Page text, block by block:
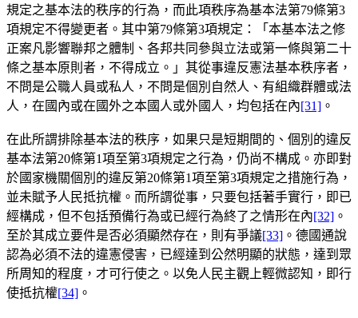
規定之基本法的秩序的行為，而此項秩序為基本法第79條第3
項規定不得變更者。其中第79條第3項規定：「本基本法之修
正案凡影響聯邦之體制、各邦共同參與立法或第一條與第二十
條之基本原則者，不得成立。」其從事違反憲法基本秩序者，
不問是公職人員或私人，不問是個別自然人、有組織群體或法
人，在國內或在國外之本國人或外國人，均包括在內[31] 。
在此所謂排除基本法的秩序，如果只是短期間的、個別的違反
基本法第20條第1項至第3項規定之行為，仍尚不構成。亦即對
於國家機關個別的違反第20條第1項至第3項規定之措施行為，
並未賦予人民抵抗權。而所謂從事，只要包括著手實行，即已
經構成，但不包括預備行為或已經行為終了之情形在內[32] 。
至於其成立要件是否必須顯然存在，則有爭議[33] 。德國通說
認為必須不法的違憲侵害，已經達到公然明顯的狀態，達到眾
所周知的程度，才可行使之。以免人民主觀上輕微認知，即行
使抵抗權[34] 。